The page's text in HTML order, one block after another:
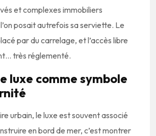
et complexes immobiliers
posait autrefois sa serviette. Le
par du carrelage, et l’accès libre
très réglementé.
luxe comme symbole
urbain, le luxe est souvent associé
en bord de mer, c’est montrer